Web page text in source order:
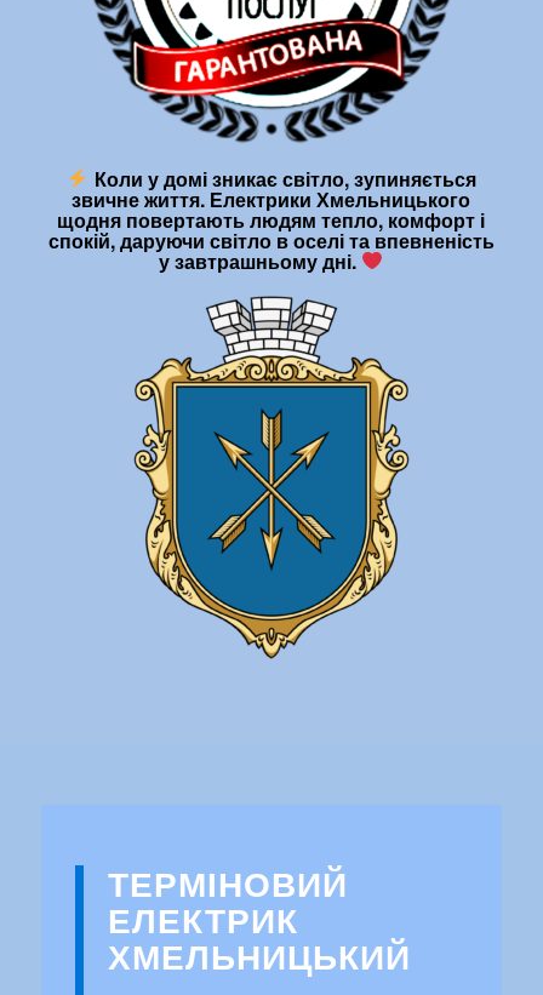
Коли у домі зникає світло, зупиняється
звичне життя. Електрики Хмельницького
щодня повертають людям тепло, комфорт і
спокій, даруючи світло в оселі та впевненість
у завтрашньому дні.
ТЕРМІНОВИЙ
ЕЛЕКТРИК
ХМЕЛЬНИЦЬКИЙ